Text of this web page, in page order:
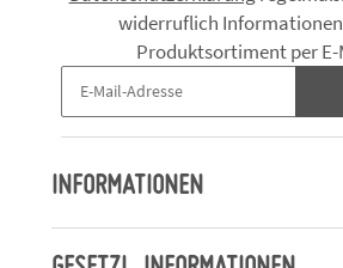
widerruflich
Produktsortiment per E-
INFORMATIONEN